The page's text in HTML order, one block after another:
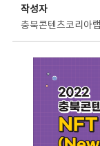
작성자
충북콘텐츠코리아랩